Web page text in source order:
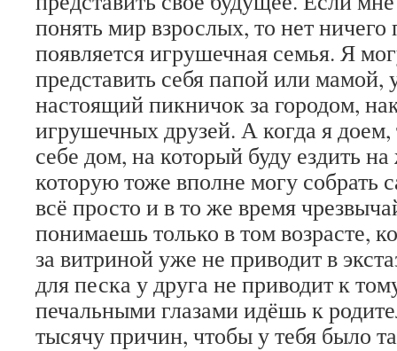
понять мир взрослых, то нет
появляется игрушечная семья. Я
представить себя папой или мамой,
настоящий пикничок за городом,
игрушечных друзей. А когда я
себе дом, на который буду ездить
которую тоже вполне могу собрать
всё просто и в то же время
понимаешь только в том возрасте,
за витриной уже не приводит в
для песка у друга не приводит к
печальными глазами идёшь к
тысячу причин, чтобы у тебя было